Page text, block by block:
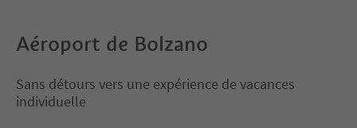
Aéroport de Bolzano
Sans détours vers une expérience de vacances
individuelle